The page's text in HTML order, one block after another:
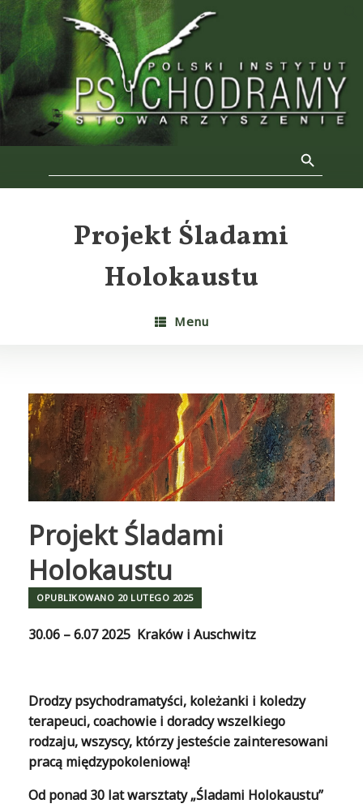
Skip
to
content
Projekt Śladami
Holokaustu
Menu
Projekt Śladami
Holokaustu
OPUBLIKOWANO 20 LUTEGO 2025
30.06 – 6.07 2025 Kraków i Auschwitz
Drodzy psychodramatyści, koleżanki i koledzy
terapeuci, coachowie i doradcy wszelkiego
rodzaju, wszyscy, którzy jesteście zainteresowani
pracą międzypokoleniową!
Od ponad 30 lat warsztaty „Śladami Holokaustu”